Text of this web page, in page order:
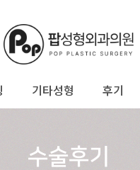
기타성형 후기
수술후기